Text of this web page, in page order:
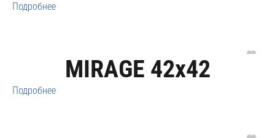
Подробнее
MIRAGE 42x42
Подробнее